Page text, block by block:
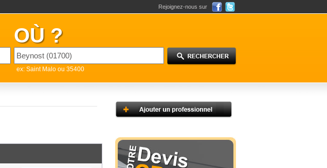
Rejoignez-nous sur
OÙ ?
ex: Saint Malo ou 35400